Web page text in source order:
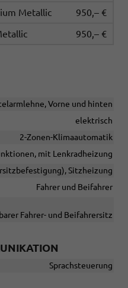
Metallic
950,– €
950,– €
Vorne und hinten
elektrisch
2-Zonen-Klimaautomatik
mit Lenkradheizung
Sitzheizung
Fahrer und Beifahrer
Fahrer- und Beifahrersitz
Sprachsteuerung